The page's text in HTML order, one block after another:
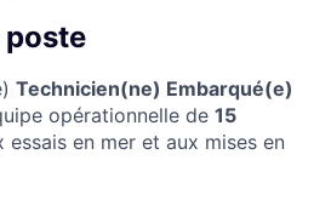
Technicien(ne) Embarqué(e)
opérationnelle de 15
essais en mer et aux mises en